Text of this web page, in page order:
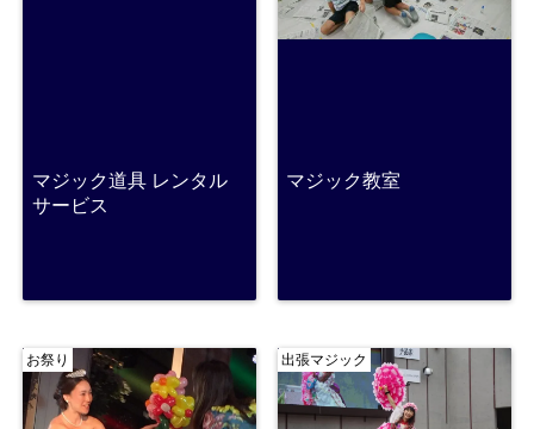
マジック道具 レンタル
サービス
マジック教室
お祭り 出張マジック